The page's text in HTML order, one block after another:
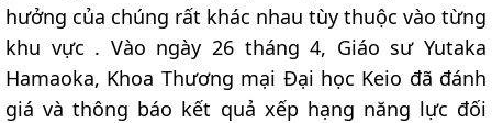
hưởng của chúng rất khác nhau tùy thuộc vào từng
khu vực . Vào ngày 26 tháng 4, Giáo sư Yutaka
Hamaoka, Khoa Thương mại Đại học Keio đã đánh
giá và thông báo kết quả xếp hạng năng lực đối